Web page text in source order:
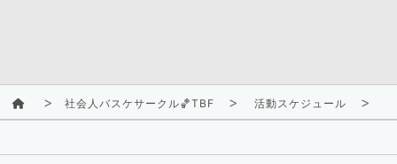
社会人バスケサークル🏀TBF 活動スケジュール